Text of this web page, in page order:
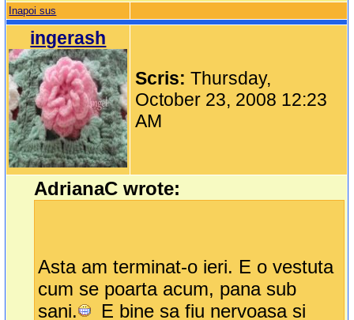
Inapoi sus
ingerash
Scris:Thursday,
October 23, 2008 12:23
AM
AdrianaC wrote:
Asta am terminat-o ieri. E o vestuta
cum se poarta acum, pana sub
sani.
E bine sa fiu nervoasa si